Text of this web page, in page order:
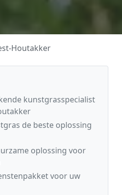
Houtakker
kunstgrasspecialist
de beste oplossing
oplossing voor
voor uw